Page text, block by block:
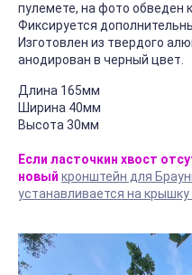
пулемете, на фото обведен
Фиксируется
Изготовлен из твердого
анодирован в черный цвет.
Длина 165мм
Ширина 40мм
Высота 30мм
Если ласточкин хвост
новый кронштейн для
устанавливается на